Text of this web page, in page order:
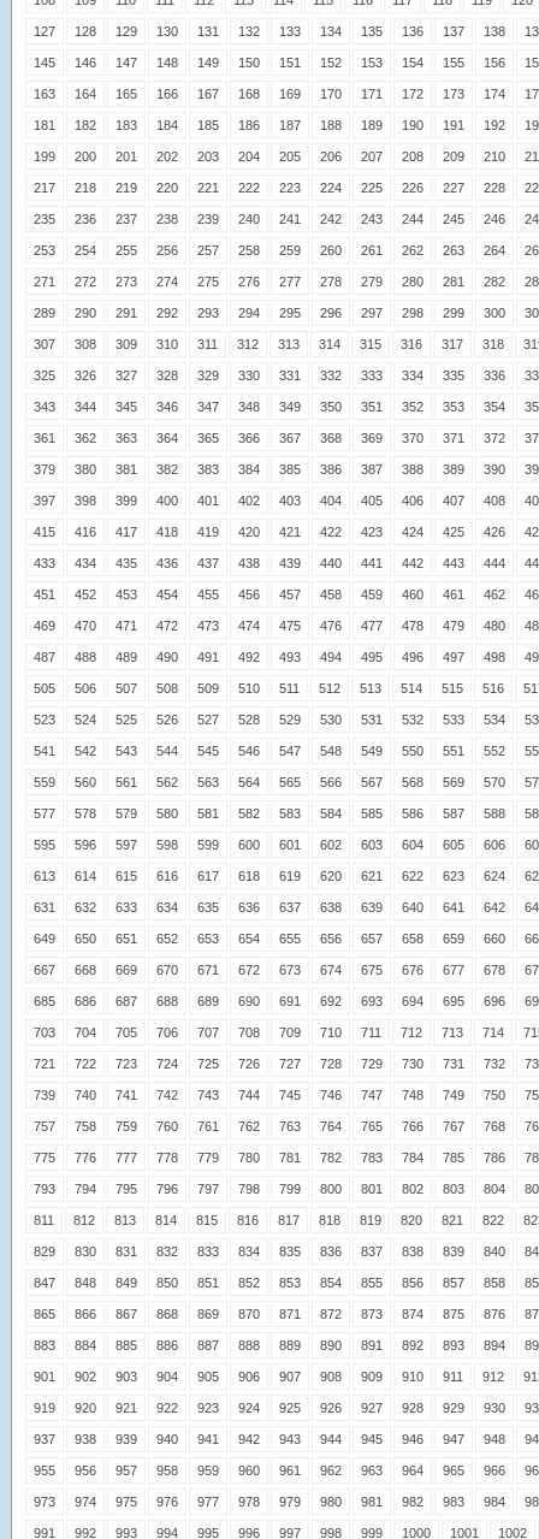
127 128 129 130 131 132 133 134 135 136 137 138
145 146 147 148 149 150 151 152 153 154 155 156
163 164 165 166 167 168 169 170 171 172 173 174
181 182 183 184 185 186 187 188 189 190 191 192
199 200 201 202 203 204 205 206 207 208 209 210
217 218 219 220 221 222 223 224 225 226 227 228
235 236 237 238 239 240 241 242 243 244 245 246
253 254 255 256 257 258 259 260 261 262 263 264
271 272 273 274 275 276 277 278 279 280 281 282
289 290 291 292 293 294 295 296 297 298 299 300
307 308 309 310 311 312 313 314 315 316 317 318
325 326 327 328 329 330 331 332 333 334 335 336
343 344 345 346 347 348 349 350 351 352 353 354
361 362 363 364 365 366 367 368 369 370 371 372
379 380 381 382 383 384 385 386 387 388 389 390
397 398 399 400 401 402 403 404 405 406 407 408
415 416 417 418 419 420 421 422 423 424 425 426
433 434 435 436 437 438 439 440 441 442 443 444
451 452 453 454 455 456 457 458 459 460 461 462
469 470 471 472 473 474 475 476 477 478 479 480
487 488 489 490 491 492 493 494 495 496 497 498
505 506 507 508 509 510 511 512 513 514 515 516
523 524 525 526 527 528 529 530 531 532 533 534
541 542 543 544 545 546 547 548 549 550 551 552
559 560 561 562 563 564 565 566 567 568 569 570
577 578 579 580 581 582 583 584 585 586 587 588
595 596 597 598 599 600 601 602 603 604 605 606
613 614 615 616 617 618 619 620 621 622 623 624
631 632 633 634 635 636 637 638 639 640 641 642
649 650 651 652 653 654 655 656 657 658 659 660
667 668 669 670 671 672 673 674 675 676 677 678
685 686 687 688 689 690 691 692 693 694 695 696
703 704 705 706 707 708 709 710 711 712 713 714
721 722 723 724 725 726 727 728 729 730 731 732
739 740 741 742 743 744 745 746 747 748 749 750
757 758 759 760 761 762 763 764 765 766 767 768
775 776 777 778 779 780 781 782 783 784 785 786
793 794 795 796 797 798 799 800 801 802 803 804
811 812 813 814 815 816 817 818 819 820 821 822
829 830 831 832 833 834 835 836 837 838 839 840
847 848 849 850 851 852 853 854 855 856 857 858
865 866 867 868 869 870 871 872 873 874 875 876
883 884 885 886 887 888 889 890 891 892 893 894
901 902 903 904 905 906 907 908 909 910 911 912
919 920 921 922 923 924 925 926 927 928 929 930
937 938 939 940 941 942 943 944 945 946 947 948
955 956 957 958 959 960 961 962 963 964 965 966
973 974 975 976 977 978 979 980 981 982 983 984
991 992 993 994 995 996 997 998 999 1000 1001 1002